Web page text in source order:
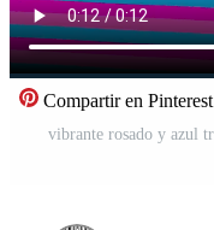
Compartir en Pinterest